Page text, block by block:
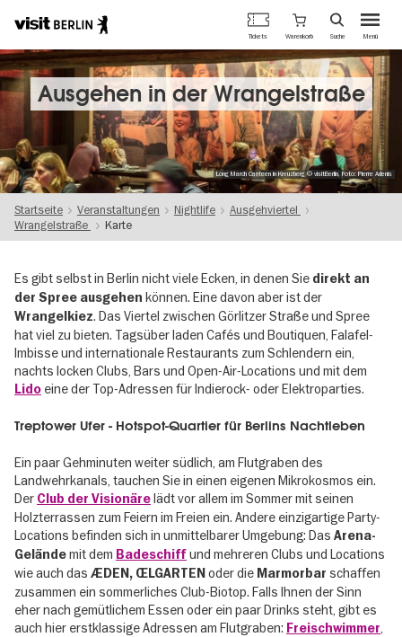
Direkt
zum
Inhalt
Berlins
offizielles
Tourismusportal
Menü
Tickets Warenkorb Suche
Ausgehen in der Wrangelstraße
Long March Canteen in Kreuzberg © visitBerlin, Foto: Pierre Adenis
Startseite Veranstaltungen Nightlife
Ausgehviertel
Wrangelstraße
Karte
Es gibt selbst in Berlin nicht viele Ecken, in denen Sie direkt an
der Spree ausgehen können. Eine davon aber ist der
Wrangelkiez. Das Viertel zwischen Görlitzer Straße und Spree
hat viel zu bieten. Tagsüber laden Cafés und Boutiquen, Falafel-
Imbisse und internationale Restaurants zum Schlendern ein,
nachts locken Clubs, Bars und Open-Air-Locations und mit dem
Lido eine der Top-Adressen für Indierock- oder Elektroparties.
Treptower Ufer - Hotspot-Quartier für Berlins Nachtleben
Ein paar Gehminuten weiter südlich, am Flutgraben des
Landwehrkanals, tauchen Sie in einen eigenen Mikrokosmos ein.
Der Club der Visionärelädt vor allem im Sommer mit seinen
Holzterrassen zum Feiern im Freien ein. Andere einzigartige Party-
Locations befinden sich in unmittelbarer Umgebung: Das Arena-
Geländemit dem Badeschiffund mehreren Clubs und Locations
wie auch das ÆDEN, ŒLGARTEN oder die Marmorbar schaffen
zusammen ein sommerliches Club-Biotop. Falls Ihnen der Sinn
eher nach gemütlichem Essen oder ein paar Drinks steht, gibt es
auch hier erstklassige Adressen am Flutgraben: Freischwimmer